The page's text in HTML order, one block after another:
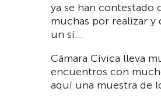
ya se han contestado
muchas por realizar y
un sí...
Cámara Cívica lleva
encuentros con
aquí una muestra de